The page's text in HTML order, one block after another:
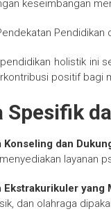
keseimbangan
Pendidikan
holistik ini
positif bagi
Spesifik
Konseling dan
layanan
Ekstrakurikuler yang
dan olahraga